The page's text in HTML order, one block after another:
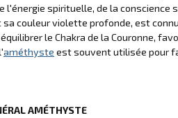
l'énergie spirituelle, de la conscience
sa couleur violette profonde, est
le Chakra de la Couronne,
améthyste est souvent utilisée pour
AMÉTHYSTE